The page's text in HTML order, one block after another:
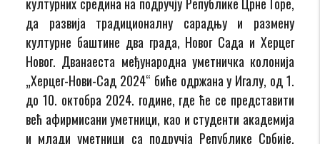
да развија традиционалну сарадњу и размену
културне баштине два града, Новог Сада и Херцег
Новог. Дванаеста међународна уметничка колонија
„Херцег-Нови-Сад 2024“ биће одржана у Игалу, од 1.
до 10. октобра 2024. године, где ће се представити
већ афирмисани уметници, као и студенти академија
и млади уметници са подручја Републике Србије,